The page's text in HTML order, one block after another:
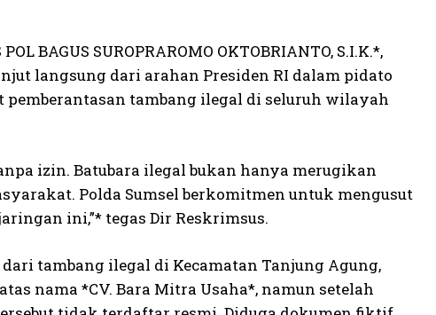
BAGUS SUROPRAROMO OKTOBRIANTO, S.I.K.*,
langsung dari arahan Presiden RI dalam pidato
tambang ilegal di seluruh wilayah
izin. Batubara ilegal bukan hanya merugikan
Polda Sumsel berkomitmen untuk mengusut
ini,”* tegas Dir Reskrimsus.
tambang ilegal di Kecamatan Tanjung Agung,
nama *CV. Bara Mitra Usaha*, namun setelah